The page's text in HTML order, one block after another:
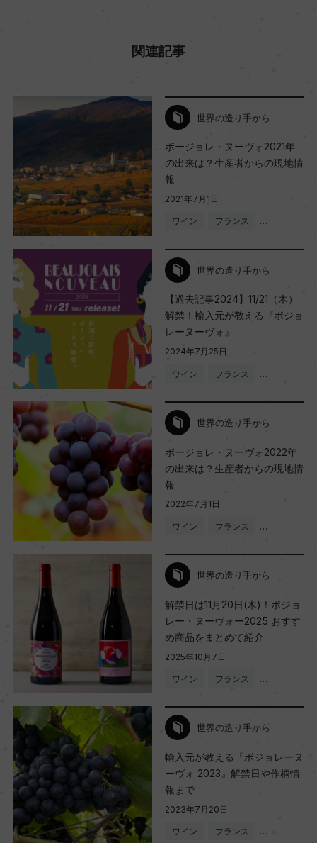
関連記事
世界の造り手から
ボージョレ・ヌーヴォ2021年
の出来は？生産者からの現地情
報
2021年7月1日
ワイン フランス …
世界の造り手から
【過去記事2024】11/21（木）
解禁！輸入元が教える『ボジョ
レーヌーヴォ』
2024年7月25日
ワイン フランス …
世界の造り手から
ボージョレ・ヌーヴォ2022年
の出来は？生産者からの現地情
報
2022年7月1日
ワイン フランス …
世界の造り手から
解禁日は11月20日(木)！ボジョ
レー・ヌーヴォー2025 おすす
め商品をまとめて紹介
2025年10月7日
ワイン フランス …
世界の造り手から
輸入元が教える『ボジョレーヌ
ーヴォ 2023』解禁日や作柄情
報まで
2023年7月20日
ワイン フランス …